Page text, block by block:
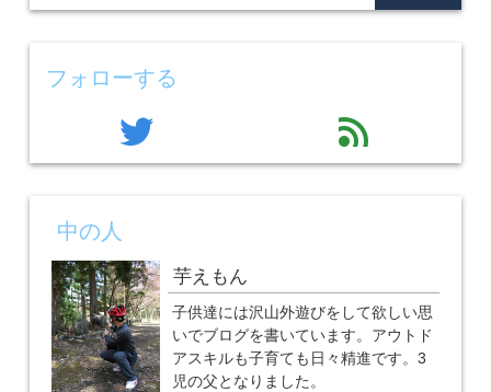
フォローする
twitter feed
中の人
芋えもん
子供達には沢山外遊びをして欲しい思
いでブログを書いています。アウトド
アスキルも子育ても日々精進です。3
児の父となりました。